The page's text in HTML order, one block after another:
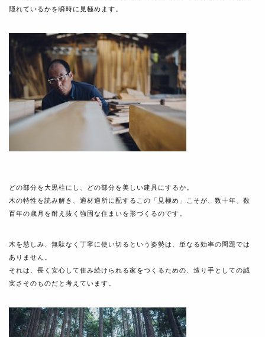
隠れているかを瞬時に見極めます。
どの部分を大黒柱にし、どの部分を美しい建具にするか。
木の特性を読み解き、適材適所に配するこの「見極め」こそが、数十年、数
百年の歳月を耐え抜く強固な住まいを形づくるのです。
木を慈しみ、無駄なく丁寧に使い切るという姿勢は、単なる効率の問題では
ありません。
それは、長く安心して住み続けられる家をつくるための、造り手としての誠
実さそのものだと考えています。